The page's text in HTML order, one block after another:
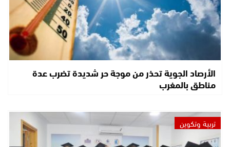
الأرصاد الجوية تحذر من موجة حر شديدة تضرب عدة
مناطق بالمغرب
تربية وتكوين